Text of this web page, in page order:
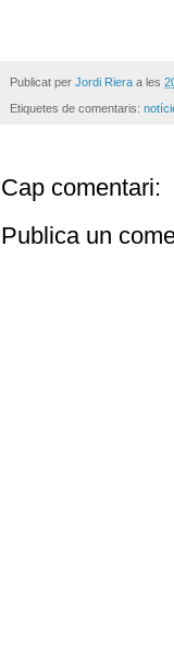
Publicat per Jordi Riera a les
Etiquetes de comentaris:
Cap comentari:
Publica un